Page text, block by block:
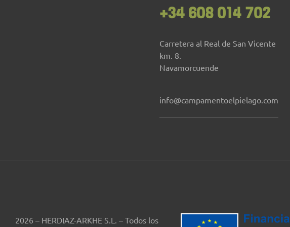
+34 608 014 702
Carretera al Real de San Vicente
km. 8.
Navamorcuende
info@campamentoelpielago.com
2026 – HERDIAZ-ARKHE S.L. – Todos los